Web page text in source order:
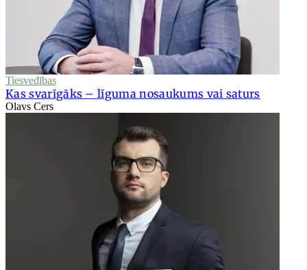
Tiesvedības
Kas svarīgāks – līguma nosaukums vai saturs
Olavs Cers